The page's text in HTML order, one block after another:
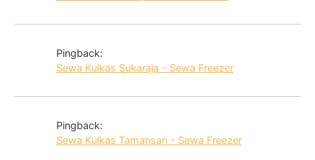
Pingback:
Sewa Kulkas Sukaraja - Sewa Freezer
Pingback:
Sewa Kulkas Tamansari - Sewa Freezer